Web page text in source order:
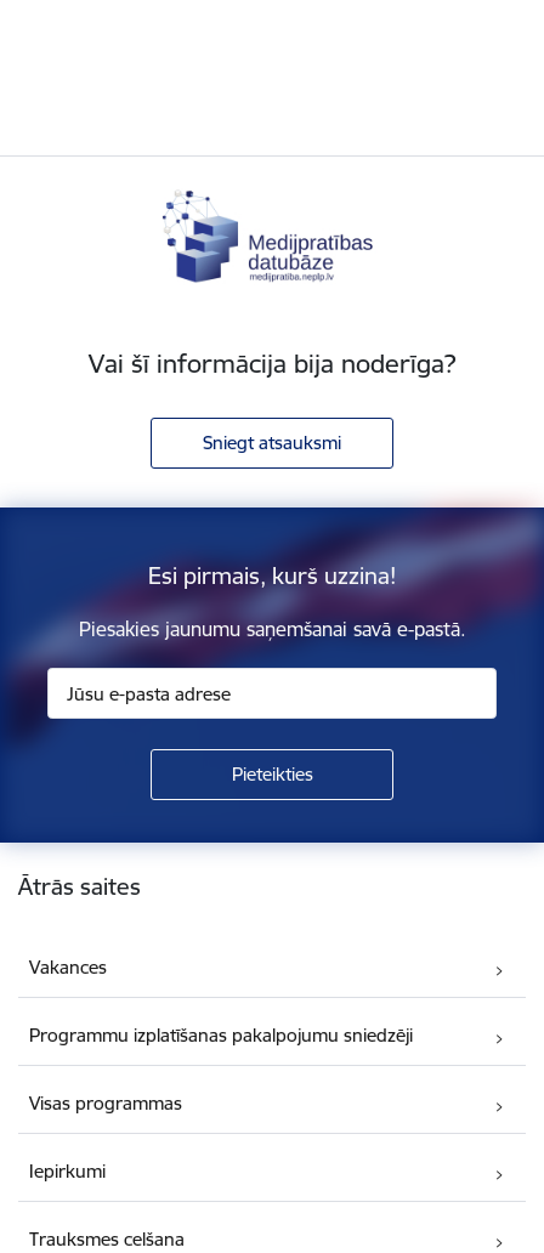
Vai šī informācija bija noderīga?
Sniegt atsauksmi
Esi pirmais, kurš uzzina!
Piesakies jaunumu saņemšanai savā e-pastā.
Kājene
Ātrās saites
Vakances
Programmu izplatīšanas pakalpojumu sniedzēji
Visas programmas
Iepirkumi
Trauksmes celšana